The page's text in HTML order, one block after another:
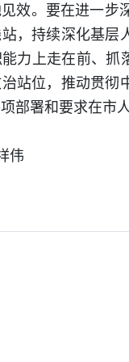
效。要在进一步
，持续深化基层
力上走在前、抓
站位，推动贯彻
部署和要求在市
伟